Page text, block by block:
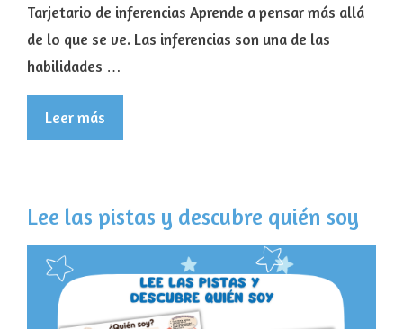
Tarjetario de inferencias Aprende a pensar más allá
de lo que se ve. Las inferencias son una de las
habilidades …
Leer más
Lee las pistas y descubre quién soy